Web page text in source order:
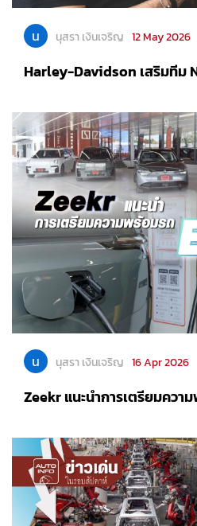
น นุสรา เงินเจริญ 12 May 2026
Harley-Davidson เสริมทีม
น นุสรา เงินเจริญ 16 Apr 2026
Zeekr แนะนำการเตรียมควา